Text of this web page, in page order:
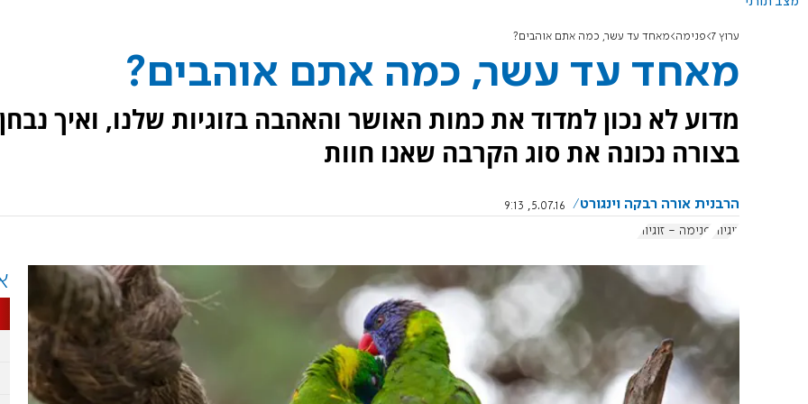
ערוץ 7 פנימה מאחד עד עשר, כמה אתם אוהבים?
מאחד עד עשר, כמה אתם אוהבים?
מדוע לא נכון למדוד את כמות האושר והאהבה בזוגיות שלנו, ואיך נבחן
בצורה נכונה את סוג הקרבה שאנו חוות
הרבנית אורה רבקה וינגורט
5.07.16, 9:13
זוגיות
פנימה - זוגיות